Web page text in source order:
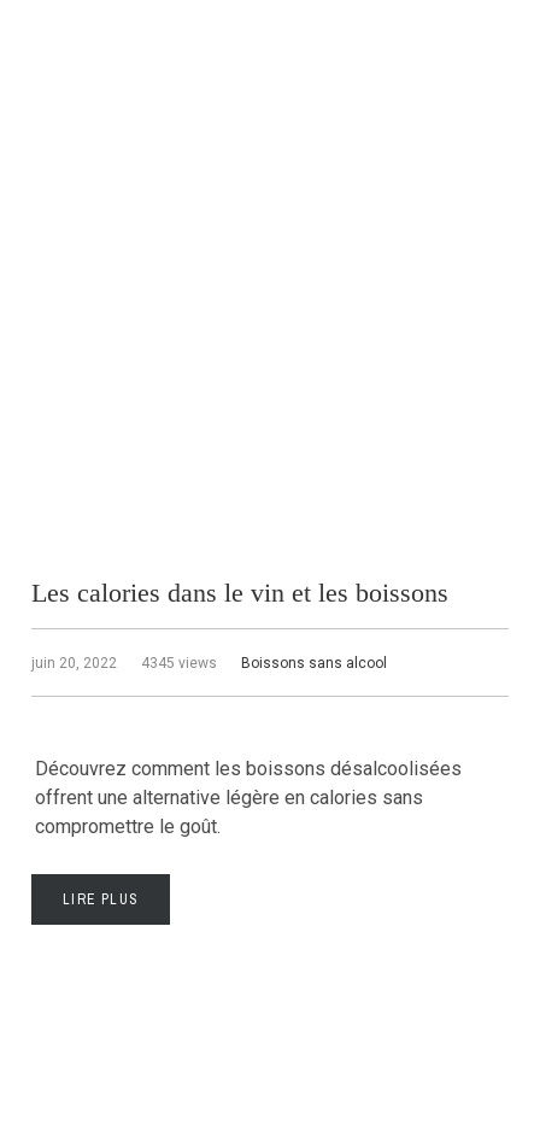
Les calories dans le vin et les boissons
juin 20, 2022 4345 views Boissons sans alcool
Découvrez comment les boissons désalcoolisées
offrent une alternative légère en calories sans
compromettre le goût.
LIRE PLUS